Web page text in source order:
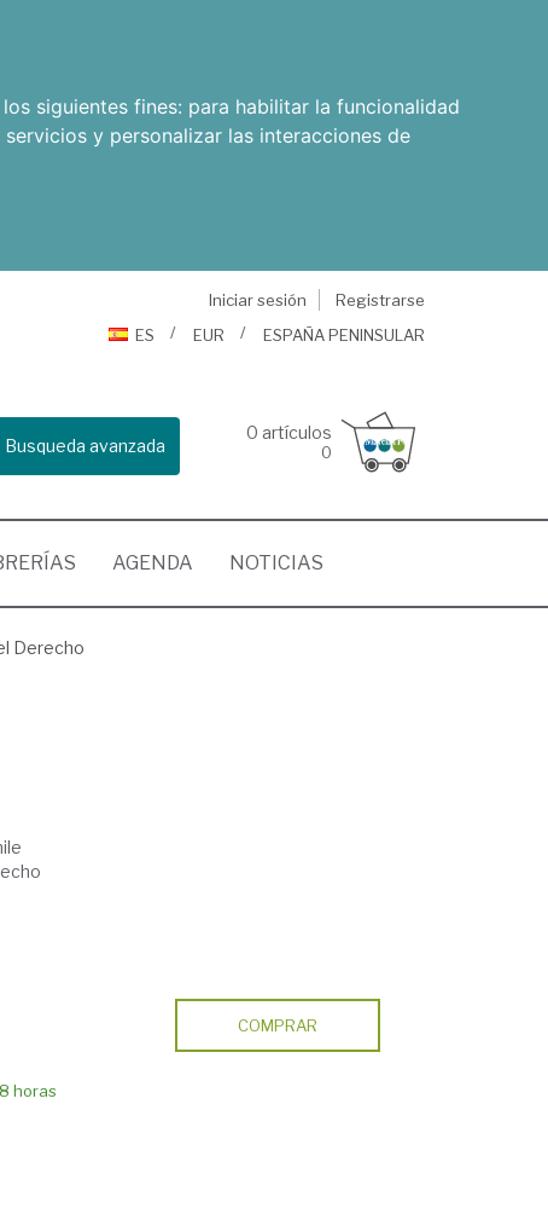
siguientes fines: para habilitar la funcionalidad
y personalizar las interacciones de
Iniciar sesión
Registrarse
ES
EUR ESPAÑA PENINSULAR
Busqueda avanzada
0 artículos
0
AGENDA NOTICIAS
Derecho
horas
COMPRAR